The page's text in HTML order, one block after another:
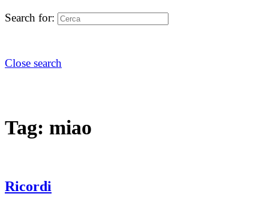
Search for:
Close search
Tag: miao
Ricordi